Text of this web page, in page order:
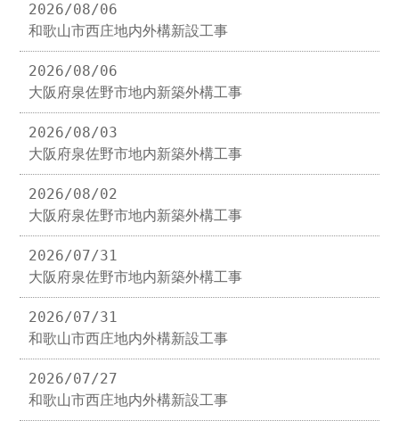
2026/08/06
和歌山市西庄地内外構新設工事
2026/08/06
大阪府泉佐野市地内新築外構工事
2026/08/03
大阪府泉佐野市地内新築外構工事
2026/08/02
大阪府泉佐野市地内新築外構工事
2026/07/31
大阪府泉佐野市地内新築外構工事
2026/07/31
和歌山市西庄地内外構新設工事
2026/07/27
和歌山市西庄地内外構新設工事